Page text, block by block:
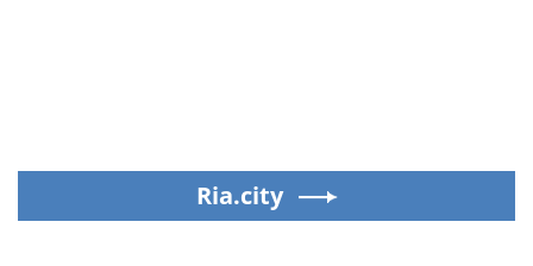
Ria.city